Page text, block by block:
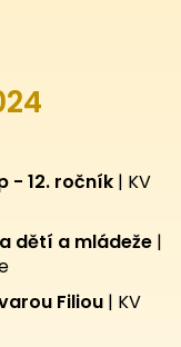
- 12. ročník | KV
dětí a mládeže |
Filiou | KV